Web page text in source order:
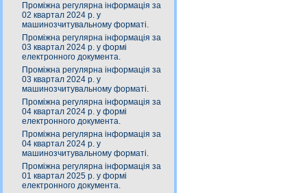
Проміжна регулярна інформація за
02 квартал 2024 р. у
машинозчитувальному форматі.
Проміжна регулярна інформація за
03 квартал 2024 р. у формі
електронного документа.
Проміжна регулярна інформація за
03 квартал 2024 р. у
машинозчитувальному форматі.
Проміжна регулярна інформація за
04 квартал 2024 р. у формі
електронного документа.
Проміжна регулярна інформація за
04 квартал 2024 р. у
машинозчитувальному форматі.
Проміжна регулярна інформація за
01 квартал 2025 р. у формі
електронного документа.